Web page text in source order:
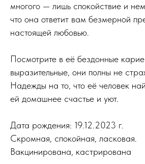
многого — лишь спокойствие и
что она ответит вам безмерной
настоящей любовью.
Посмотрите в её бездонные
выразительные, они полны не
Надежды на то, что её человек
ей домашнее счастье и уют.
Дата рождения: 19.12.2023 г.
Скромная, спокойная, ласковая.
Вакцинирована, кастрирована